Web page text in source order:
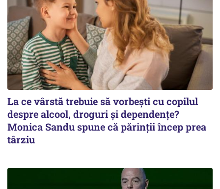
La ce vârstă trebuie să vorbești cu copilul
despre alcool, droguri și dependențe?
Monica Sandu spune că părinții încep prea
târziu